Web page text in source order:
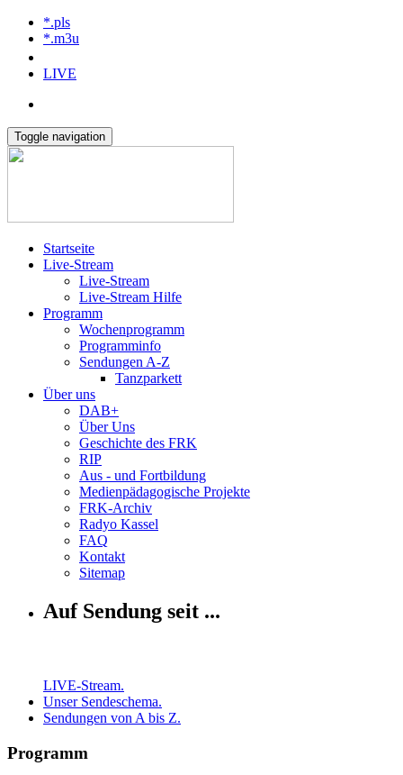
*.pls
*.m3u
LIVE
Toggle navigation
Startseite
Live-Stream
Live-Stream
Live-Stream Hilfe
Programm
Wochenprogramm
Programminfo
Sendungen A-Z
Tanzparkett
Über uns
DAB+
Über Uns
Geschichte des FRK
RIP
Aus - und Fortbildung
Medienpädagogische Projekte
FRK-Archiv
Radyo Kassel
FAQ
Kontakt
Sitemap
Auf Sendung seit ...
LIVE-Stream.
Unser Sendeschema.
Sendungen von A bis Z.
Programm